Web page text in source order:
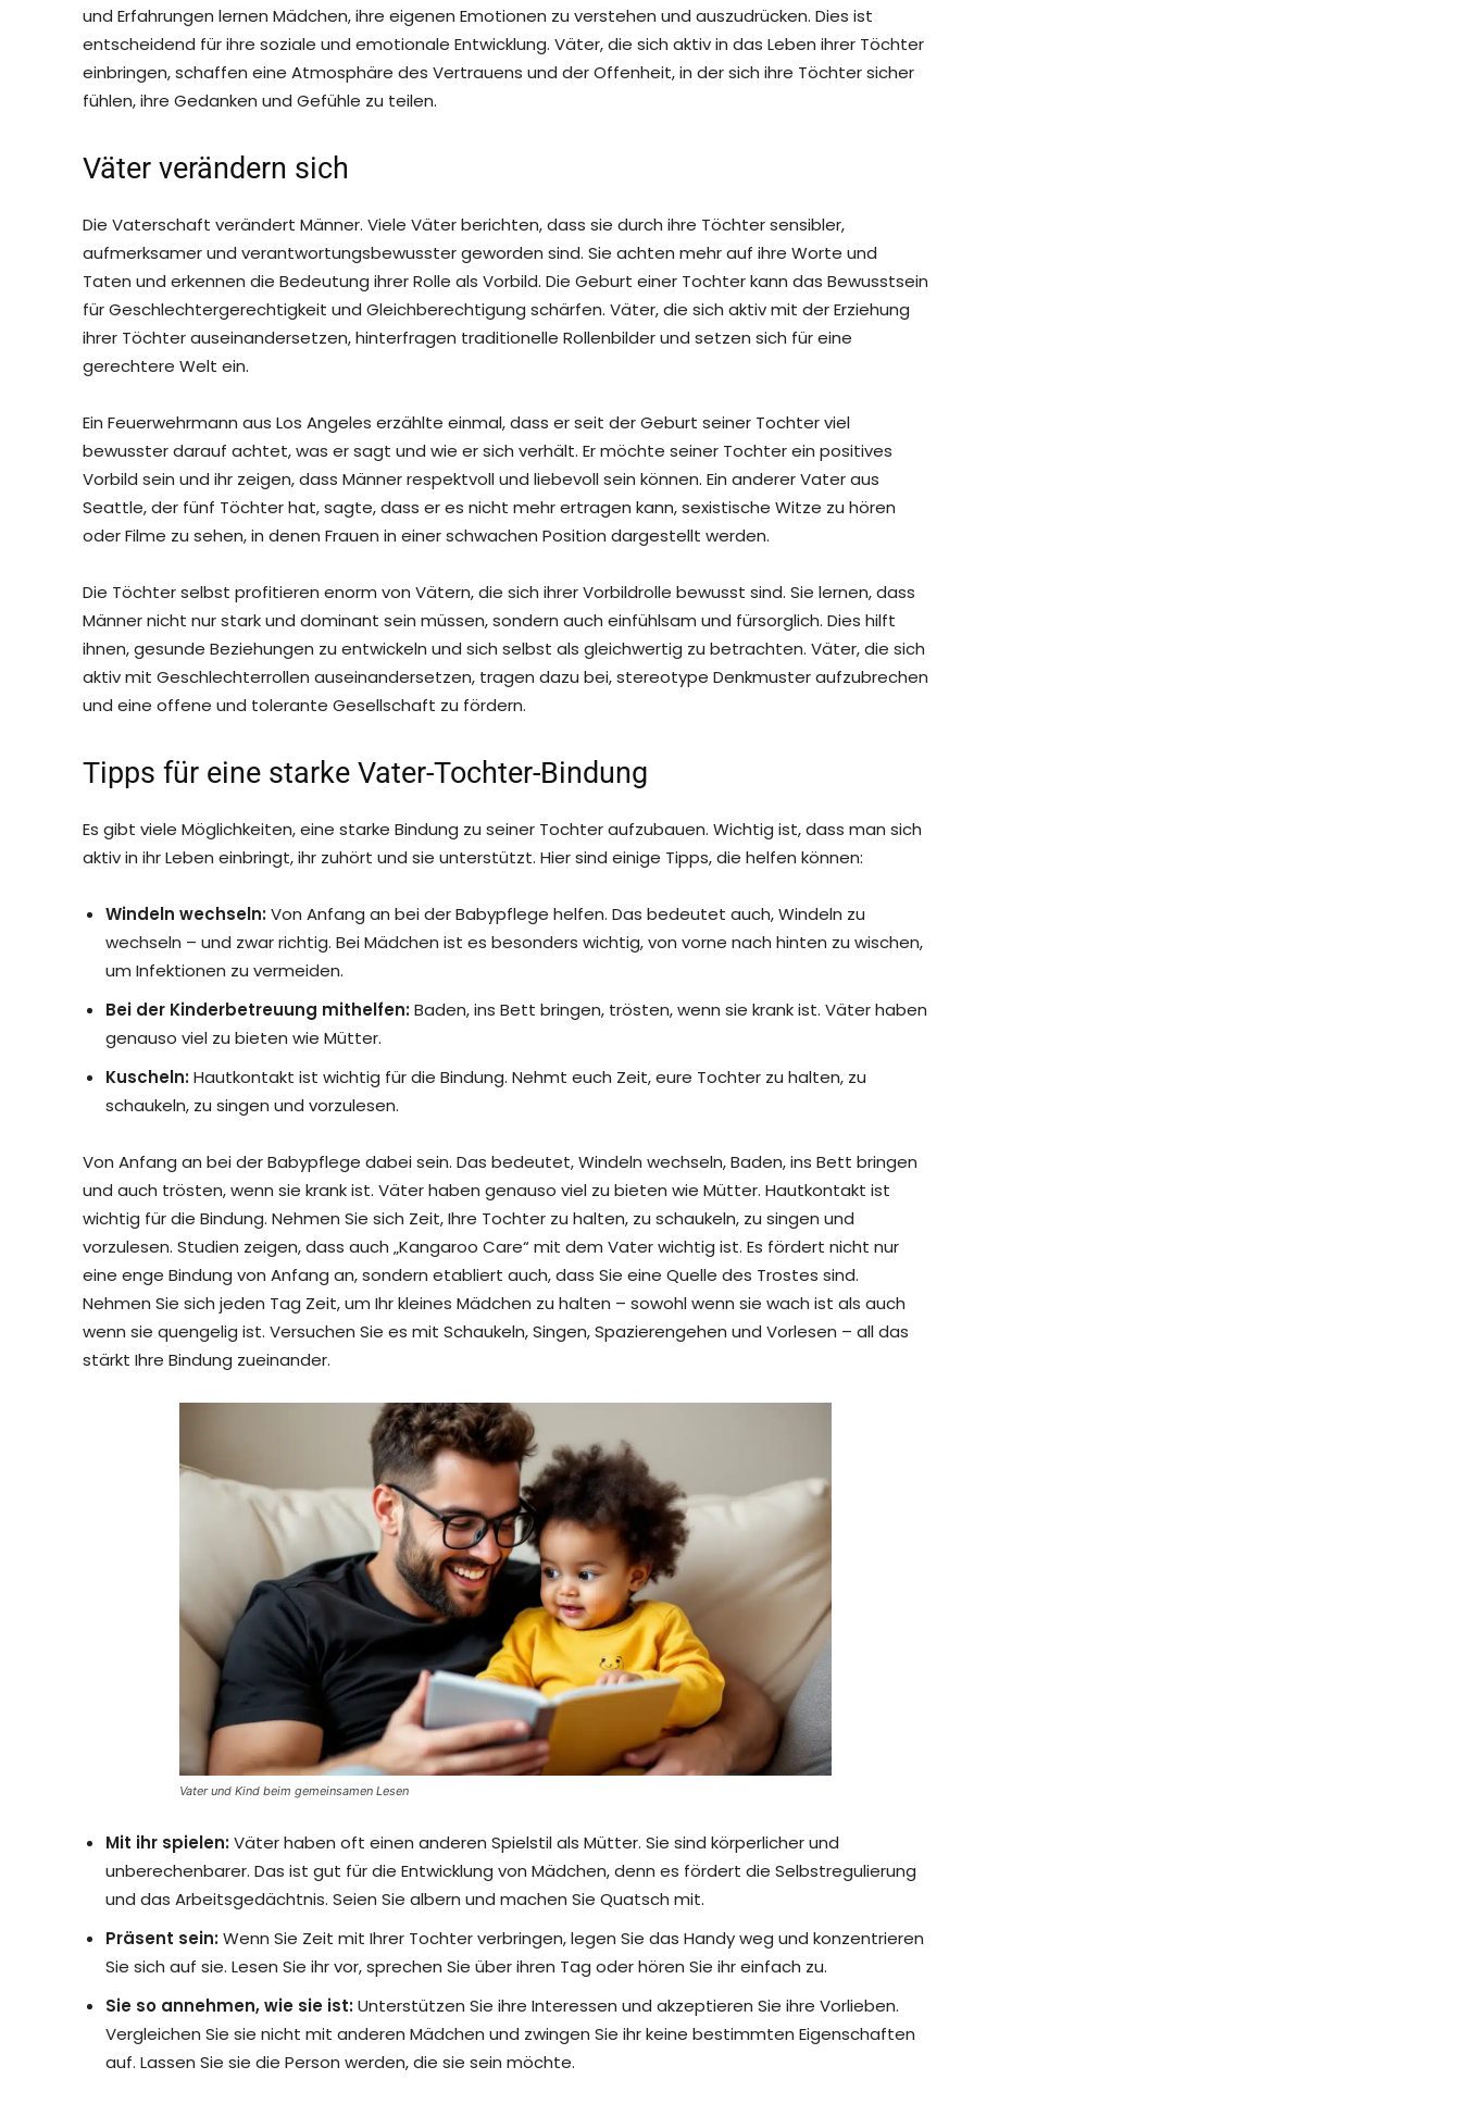
und Erfahrungen lernen Mädchen, ihre eigenen Emotionen zu verstehen und auszudrücken. Dies ist
entscheidend für ihre soziale und emotionale Entwicklung. Väter, die sich aktiv in das Leben ihrer Töchter
einbringen, schaffen eine Atmosphäre des Vertrauens und der Offenheit, in der sich ihre Töchter sicher
fühlen, ihre Gedanken und Gefühle zu teilen.
Väter verändern sich
Die Vaterschaft verändert Männer. Viele Väter berichten, dass sie durch ihre Töchter sensibler,
aufmerksamer und verantwortungsbewusster geworden sind. Sie achten mehr auf ihre Worte und
Taten und erkennen die Bedeutung ihrer Rolle als Vorbild. Die Geburt einer Tochter kann das Bewusstsein
für Geschlechtergerechtigkeit und Gleichberechtigung schärfen. Väter, die sich aktiv mit der Erziehung
ihrer Töchter auseinandersetzen, hinterfragen traditionelle Rollenbilder und setzen sich für eine
gerechtere Welt ein.
Ein Feuerwehrmann aus Los Angeles erzählte einmal, dass er seit der Geburt seiner Tochter viel
bewusster darauf achtet, was er sagt und wie er sich verhält. Er möchte seiner Tochter ein positives
Vorbild sein und ihr zeigen, dass Männer respektvoll und liebevoll sein können. Ein anderer Vater aus
Seattle, der fünf Töchter hat, sagte, dass er es nicht mehr ertragen kann, sexistische Witze zu hören
oder Filme zu sehen, in denen Frauen in einer schwachen Position dargestellt werden.
Die Töchter selbst profitieren enorm von Vätern, die sich ihrer Vorbildrolle bewusst sind. Sie lernen, dass
Männer nicht nur stark und dominant sein müssen, sondern auch einfühlsam und fürsorglich. Dies hilft
ihnen, gesunde Beziehungen zu entwickeln und sich selbst als gleichwertig zu betrachten. Väter, die sich
aktiv mit Geschlechterrollen auseinandersetzen, tragen dazu bei, stereotype Denkmuster aufzubrechen
und eine offene und tolerante Gesellschaft zu fördern.
Tipps für eine starke Vater-Tochter-Bindung
Es gibt viele Möglichkeiten, eine starke Bindung zu seiner Tochter aufzubauen. Wichtig ist, dass man sich
aktiv in ihr Leben einbringt, ihr zuhört und sie unterstützt. Hier sind einige Tipps, die helfen können:
Windeln wechseln:Von Anfang an bei der Babypflege helfen. Das bedeutet auch, Windeln zu
wechseln – und zwar richtig. Bei Mädchen ist es besonders wichtig, von vorne nach hinten zu wischen,
um Infektionen zu vermeiden.
Bei der Kinderbetreuung mithelfen:Baden, ins Bett bringen, trösten, wenn sie krank ist. Väter haben
genauso viel zu bieten wie Mütter.
Kuscheln:Hautkontakt ist wichtig für die Bindung. Nehmt euch Zeit, eure Tochter zu halten, zu
schaukeln, zu singen und vorzulesen.
Von Anfang an bei der Babypflege dabei sein. Das bedeutet, Windeln wechseln, Baden, ins Bett bringen
und auch trösten, wenn sie krank ist. Väter haben genauso viel zu bieten wie Mütter. Hautkontakt ist
wichtig für die Bindung. Nehmen Sie sich Zeit, Ihre Tochter zu halten, zu schaukeln, zu singen und
vorzulesen. Studien zeigen, dass auch „Kangaroo Care“ mit dem Vater wichtig ist. Es fördert nicht nur
eine enge Bindung von Anfang an, sondern etabliert auch, dass Sie eine Quelle des Trostes sind.
Nehmen Sie sich jeden Tag Zeit, um Ihr kleines Mädchen zu halten – sowohl wenn sie wach ist als auch
wenn sie quengelig ist. Versuchen Sie es mit Schaukeln, Singen, Spazierengehen und Vorlesen – all das
stärkt Ihre Bindung zueinander.
Vater und Kind beim gemeinsamen Lesen
Mit ihr spielen:Väter haben oft einen anderen Spielstil als Mütter. Sie sind körperlicher und
unberechenbarer. Das ist gut für die Entwicklung von Mädchen, denn es fördert die Selbstregulierung
und das Arbeitsgedächtnis. Seien Sie albern und machen Sie Quatsch mit.
Präsent sein:Wenn Sie Zeit mit Ihrer Tochter verbringen, legen Sie das Handy weg und konzentrieren
Sie sich auf sie. Lesen Sie ihr vor, sprechen Sie über ihren Tag oder hören Sie ihr einfach zu.
Sie so annehmen, wie sie ist:Unterstützen Sie ihre Interessen und akzeptieren Sie ihre Vorlieben.
Vergleichen Sie sie nicht mit anderen Mädchen und zwingen Sie ihr keine bestimmten Eigenschaften
auf. Lassen Sie sie die Person werden, die sie sein möchte.